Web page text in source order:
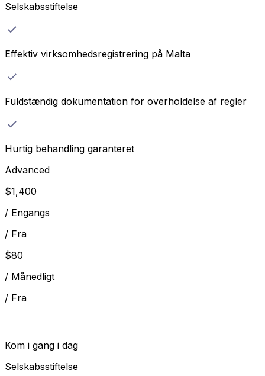
Selskabsstiftelse
Effektiv virksomhedsregistrering på Malta
Fuldstændig dokumentation for overholdelse af regler
Hurtig behandling garanteret
Advanced
$1,400
/ Engangs
/ Fra
$80
/ Månedligt
/ Fra
Kom i gang i dag
Selskabsstiftelse